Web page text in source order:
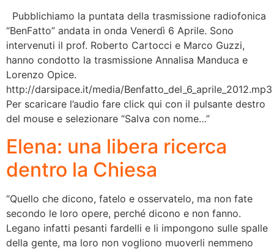
Pubblichiamo la puntata della trasmissione radiofonica
“BenFatto” andata in onda Venerdì 6 Aprile. Sono
intervenuti il prof. Roberto Cartocci e Marco Guzzi,
hanno condotto la trasmissione Annalisa Manduca e
Lorenzo Opice.
http://darsipace.it/media/Benfatto_del_6_aprile_2012.mp3
Per scaricare l’audio fare click qui con il pulsante destro
del mouse e selezionare “Salva con nome…”
Elena: una libera ricerca
dentro la Chiesa
“Quello che dicono, fatelo e osservatelo, ma non fate
secondo le loro opere, perché dicono e non fanno.
Legano infatti pesanti fardelli e li impongono sulle spalle
della gente, ma loro non vogliono muoverli nemmeno